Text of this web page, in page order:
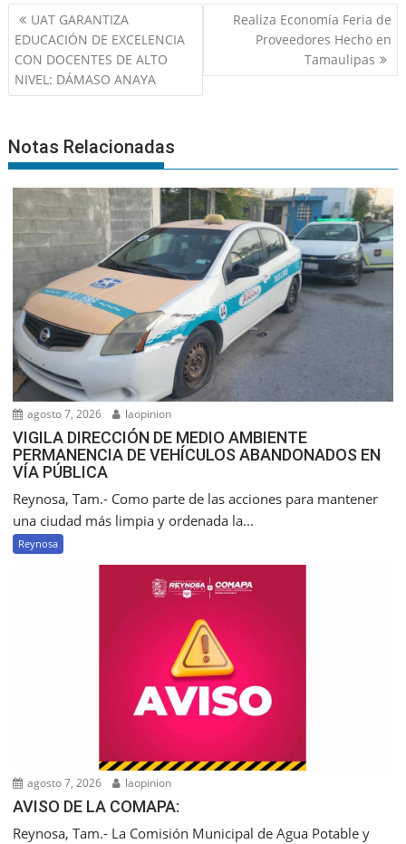
Navegación
de
entradas
UAT GARANTIZA
EDUCACIÓN DE EXCELENCIA
CON DOCENTES DE ALTO
NIVEL: DÁMASO ANAYA
Realiza Economía Feria de
Proveedores Hecho en
Tamaulipas
Notas Relacionadas
agosto 7, 2026 laopinion
VIGILA DIRECCIÓN DE MEDIO AMBIENTE
PERMANENCIA DE VEHÍCULOS ABANDONADOS EN
VÍA PÚBLICA
Reynosa, Tam.- Como parte de las acciones para mantener
una ciudad más limpia y ordenada la...
Reynosa
agosto 7, 2026 laopinion
AVISO DE LA COMAPA:
Reynosa, Tam.- La Comisión Municipal de Agua Potable y